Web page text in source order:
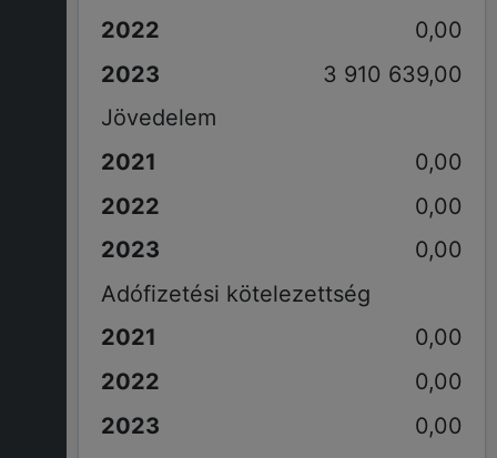
0,00
3 910 639,00
Jövedelem
0,00
0,00
0,00
Adófizetési kötelezettség
0,00
0,00
0,00